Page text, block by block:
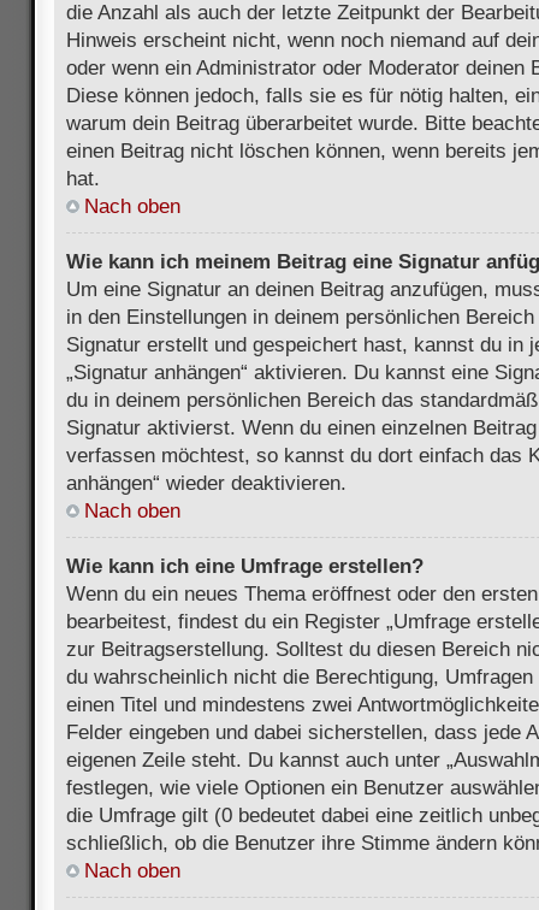
die Anzahl als auch der letzte Zeitpunkt der
Hinweis erscheint nicht, wenn noch niemand auf
oder wenn ein Administrator oder Moderator deinen
Diese können jedoch, falls sie es für nötig halten,
warum dein Beitrag überarbeitet wurde. Bitte
einen Beitrag nicht löschen können, wenn bereits
hat.
Nach oben
Wie kann ich meinem Beitrag eine Signatur
Um eine Signatur an deinen Beitrag anzufügen,
in den Einstellungen in deinem persönlichen
Signatur erstellt und gespeichert hast, kannst du in
„Signatur anhängen“ aktivieren. Du kannst eine
du in deinem persönlichen Bereich das
Signatur aktivierst. Wenn du einen einzelnen
verfassen möchtest, so kannst du dort einfach das
anhängen“ wieder deaktivieren.
Nach oben
Wie kann ich eine Umfrage erstellen?
Wenn du ein neues Thema eröffnest oder den
bearbeitest, findest du ein Register „Umfrage
zur Beitragserstellung. Solltest du diesen Bereich
du wahrscheinlich nicht die Berechtigung,
einen Titel und mindestens zwei
Felder eingeben und dabei sicherstellen, dass jede
eigenen Zeile steht. Du kannst auch unter
festlegen, wie viele Optionen ein Benutzer
die Umfrage gilt (0 bedeutet dabei eine zeitlich
schließlich, ob die Benutzer ihre Stimme ändern
Nach oben